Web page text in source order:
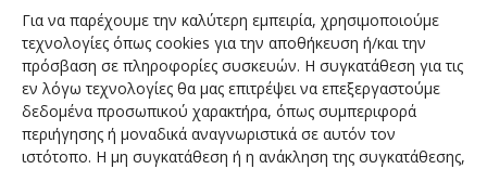
Για να παρέχουμε την καλύτερη εμπειρία, χρησιμοποιούμε
τεχνολογίες όπως cookies για την αποθήκευση ή/και την
πρόσβαση σε πληροφορίες συσκευών. Η συγκατάθεση για τις
εν λόγω τεχνολογίες θα μας επιτρέψει να επεξεργαστούμε
δεδομένα προσωπικού χαρακτήρα, όπως συμπεριφορά
περιήγησης ή μοναδικά αναγνωριστικά σε αυτόν τον
ιστότοπο. Η μη συγκατάθεση ή η ανάκληση της συγκατάθεσης,
Διευθυντής Σύνταξης:Ευθυμιάτου Μαίρη
Domain:grillmagazine.gr
Δικαιούχος Domain:Θεόδωρος Δημητριάδης
Διευθυντής:Θεόδωρος Δημητριάδης
Διαχειριστής:Θεόδωρος Δημητριάδης
Δήλωση Συμμόρφωσης